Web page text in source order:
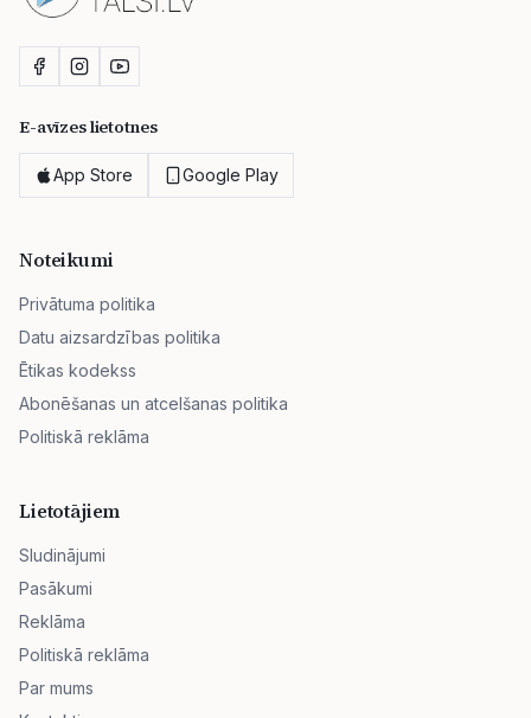
E-avīzes lietotnes
App Store Google Play
Noteikumi
Privātuma politika
Datu aizsardzības politika
Ētikas kodekss
Abonēšanas un atcelšanas politika
Politiskā reklāma
Lietotājiem
Sludinājumi
Pasākumi
Reklāma
Politiskā reklāma
Par mums